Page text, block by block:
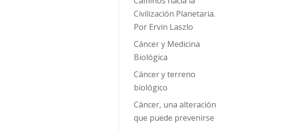
Civilización Planetaria.
Por Ervin Laszlo
Cáncer y Medicina
Biológica
Cáncer y terreno
biológico
Cáncer, una alteración
que puede prevenirse